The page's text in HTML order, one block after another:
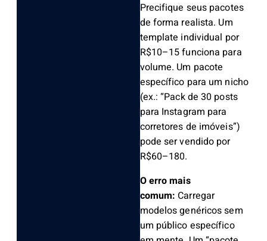
Precifique seus pacotes
de forma realista. Um
template individual por
R$10–15 funciona para
volume. Um pacote
específico para um nicho
(ex.: “Pack de 30 posts
para Instagram para
corretores de imóveis”)
pode ser vendido por
R$60–180.
O erro mais
comum: Carregar
modelos genéricos sem
um público específico